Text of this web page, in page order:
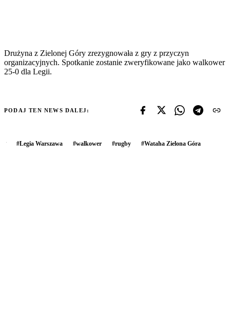
Drużyna z Zielonej Góry zrezygnowała z gry z przyczyn
organizacyjnych. Spotkanie zostanie zweryfikowane jako walkower
25-0 dla Legii.
PODAJ TEN NEWS DALEJ:
#Legia Warszawa #walkower #rugby #Wataha Zielona Góra